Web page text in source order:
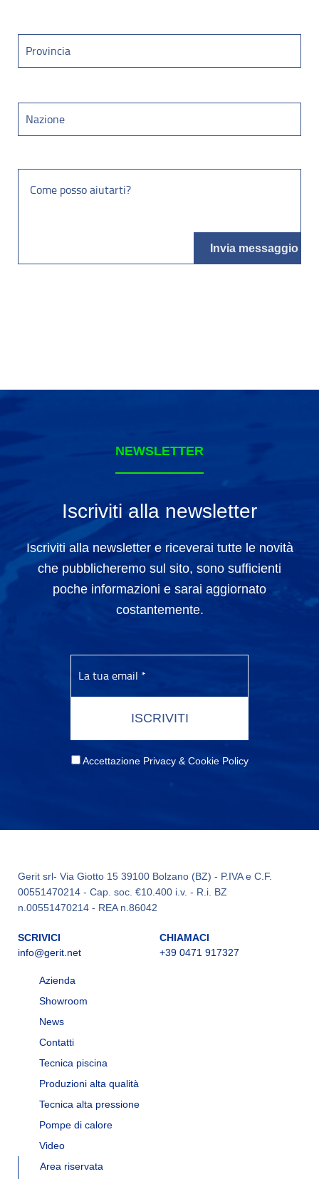
NEWSLETTER
Iscriviti alla newsletter
Iscriviti alla newsletter e riceverai tutte le novità
che pubblicheremo sul sito, sono sufficienti
poche informazioni e sarai aggiornato
costantemente.
Accettazione Privacy & Cookie Policy
Gerit srl- Via Giotto 15 39100 Bolzano (BZ) - P.IVA e C.F.
00551470214 - Cap. soc. €10.400 i.v. - R.i. BZ
n.00551470214 - REA n.86042
SCRIVICI
info@gerit.net
CHIAMACI
+39 0471 917327
Azienda
Showroom
News
Contatti
Tecnica piscina
Produzioni alta qualità
Tecnica alta pressione
Pompe di calore
Video
Area riservata